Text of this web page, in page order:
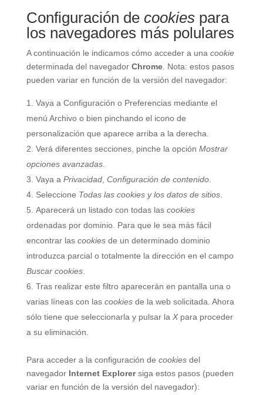
Configuración de cookiespara
los navegadores más polulares
A continuación le indicamos cómo acceder a una cookie
determinada del navegador Chrome. Nota: estos pasos
pueden variar en función de la versión del navegador:
Vaya a Configuración o Preferencias mediante el
menú Archivo o bien pinchando el icono de
personalización que aparece arriba a la derecha.
Verá diferentes secciones, pinche la opción Mostrar
opciones avanzadas.
Vaya a Privacidad, Configuración de contenido.
Seleccione Todas las cookiesy los datos de sitios.
Aparecerá un listado con todas las cookies
ordenadas por dominio. Para que le sea más fácil
encontrar las cookiesde un determinado dominio
introduzca parcial o totalmente la dirección en el campo
Buscar cookies.
Tras realizar este filtro aparecerán en pantalla una o
varias líneas con las cookiesde la web solicitada. Ahora
sólo tiene que seleccionarla y pulsar la Xpara proceder
a su eliminación.
Para acceder a la configuración de cookiesdel
navegador Internet Explorersiga estos pasos (pueden
variar en función de la versión del navegador):